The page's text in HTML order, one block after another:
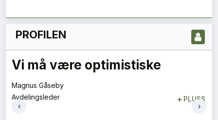
PROFILEN
+ PLUSS
Vi må være optimistiske
Magnus Gåseby
Avdelingsleder
‹
›